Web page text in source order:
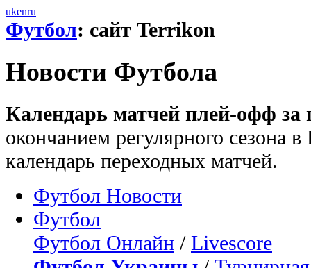
ukenru
Футбол: сайт Terrikon
Новости Футбола
Календарь матчей плей-офф
окончанием регулярного сезона
календарь переходных матчей.
Футбол Новости
Футбол
Футбол Онлайн / Livescore